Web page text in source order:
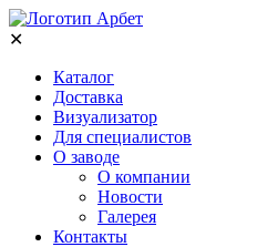
✕
Каталог
Доставка
Визуализатор
Для специалистов
О заводе
О компании
Новости
Галерея
Контакты